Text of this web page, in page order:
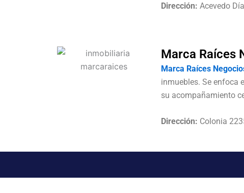
Dirección: Acevedo
Marca Raíces
Marca Raíces
inmuebles. Se enfoca
su acompañamiento
Dirección: Colonia